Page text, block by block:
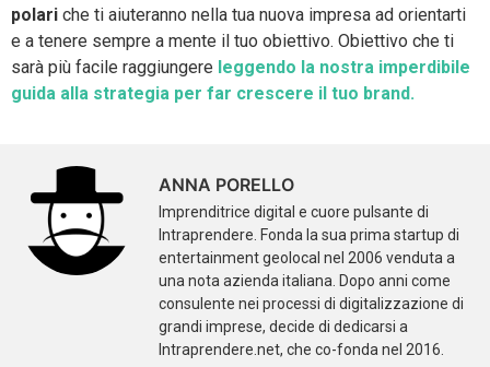
polari che ti aiuteranno nella tua nuova impresa ad orientarti
e a tenere sempre a mente il tuo obiettivo. Obiettivo che ti
sarà più facile raggiungere leggendo la nostra imperdibile
guida alla strategia per far crescere il tuo brand.
ANNA PORELLO
Imprenditrice digital e cuore pulsante di
Intraprendere. Fonda la sua prima startup di
entertainment geolocal nel 2006 venduta a
una nota azienda italiana. Dopo anni come
consulente nei processi di digitalizzazione di
grandi imprese, decide di dedicarsi a
Intraprendere.net, che co-fonda nel 2016.